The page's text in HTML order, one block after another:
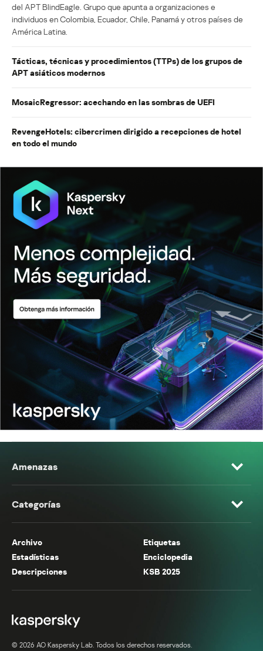
del APT BlindEagle. Grupo que apunta a organizaciones e
individuos en Colombia, Ecuador, Chile, Panamá y otros países de
América Latina.
Tácticas, técnicas y procedimientos (TTPs) de los grupos de
APT asiáticos modernos
MosaicRegressor: acechando en las sombras de UEFI
RevengeHotels: cibercrimen dirigido a recepciones de hotel
en todo el mundo
Amenazas
Categorías
Archivo
Etiquetas
Estadísticas
Enciclopedia
Descripciones
KSB 2025
© 2026 AO Kaspersky Lab. Todos los derechos reservados.